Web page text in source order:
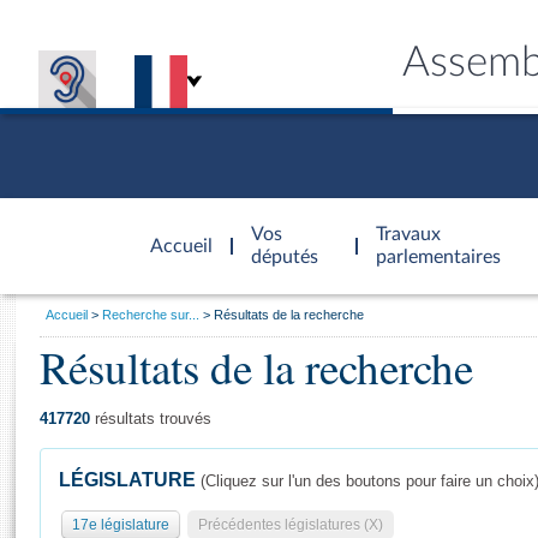
Accueil
d'accueil
Vos
députés
Travaux
parlementaires
Général
Vous
Accueil Recherche sur... Résultats de la recherche
Résultats de la recherche
417720 résultats trouvés
LÉGISLATURE (Cliquez sur l'un des boutons pour faire un choix)
17e législature Précédentes législatures (X)